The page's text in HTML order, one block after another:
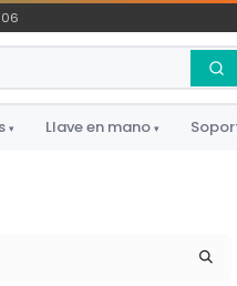
▾ Llave en mano ▾